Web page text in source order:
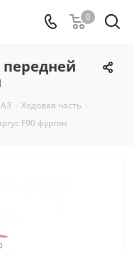
0
- Ходовая часть -
F90 фургон